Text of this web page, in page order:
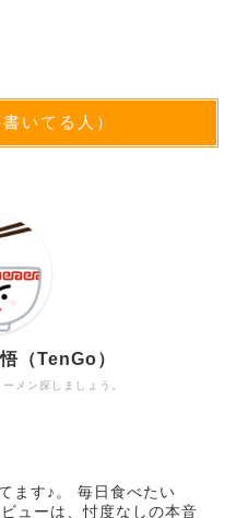
いてる人）
メン探しましょう。
（TenGo）
ます♪。 毎日食べたい
ューは、忖度なしの本音